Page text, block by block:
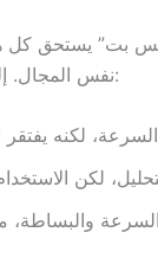
بت” يستحق
نفس المجال. إليك مقارنة سريعة مع بعض الخيارات الأخرى: